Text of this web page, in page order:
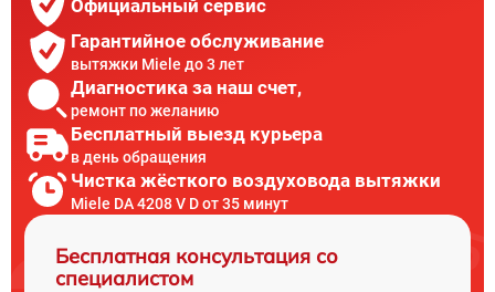
Официальный сервис
Гарантийное обслуживание
вытяжки Miele до 3 лет
Диагностика за наш счет,
ремонт по желанию
Бесплатный выезд курьера
в день обращения
Чистка жёсткого воздуховода вытяжки
Miele DA 4208 V D от 35 минут
Бесплатная консультация со
специалистом